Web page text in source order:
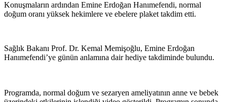
Konuşmaların ardından Emine Erdoğan Hanımefendi, normal
doğum oranı yüksek hekimlere ve ebelere plaket takdim etti.
Sağlık Bakanı Prof. Dr. Kemal Memişoğlu, Emine Erdoğan
Hanımefendi’ye günün anlamına dair hediye takdiminde bulundu.
Programda, normal doğum ve sezaryen ameliyatının anne ve bebek